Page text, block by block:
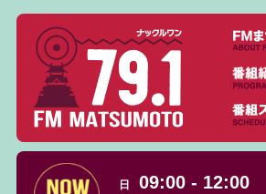
日 09:00 - 12:00